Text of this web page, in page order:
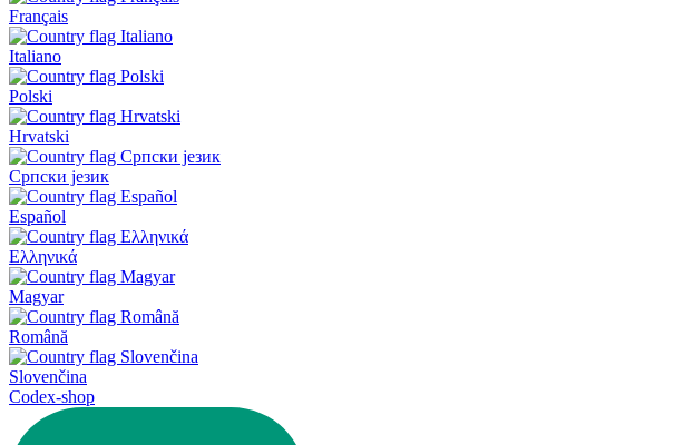
Français
Italiano
Polski
Hrvatski
Српски језик
Español
Ελληνικά
Magyar
Română
Slovenčina
Codex-shop